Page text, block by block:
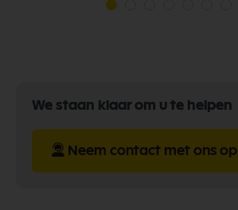
We staan klaar om u te helpen
Neem contact met ons op